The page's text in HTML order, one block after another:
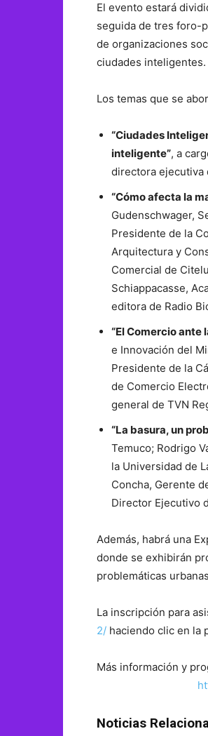
El evento estará
seguida de tres foro-
de organizaciones
ciudades inteligentes.
Los temas que se
“Ciudades
inteligente”, a
directora ejecutiva
“Cómo afecta la
Gudenschwager,
Presidente de la
Arquitectura y
Comercial de
Schiappacasse,
editora de Radio
“El Comercio ante
e Innovación del
Presidente de la
de Comercio
general de TVN
“La basura, un
Temuco; Rodrigo
la Universidad de
Concha, Gerente
Director Ejecutivo
Además, habrá una
donde se exhibirán
problemáticas
La inscripción para
2/ haciendo clic en la
Más información y
Noticias